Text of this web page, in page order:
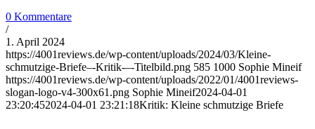
0 Kommentare
/
1. April 2024
https://4001reviews.de/wp-content/uploads/2024/03/Kleine-
schmutzige-Briefe–-Kritik-–-Titelbild.png 585 1000 Sophie Mineif
https://4001reviews.de/wp-content/uploads/2022/01/4001reviews-
slogan-logo-v4-300x61.png Sophie Mineif2024-04-01
23:20:452024-04-01 23:21:18Kritik: Kleine schmutzige Briefe